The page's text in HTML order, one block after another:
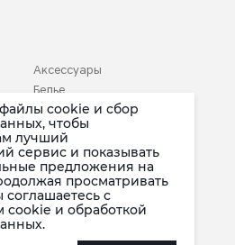
Аксессуары
Белье
Детское
cookie и сбор
чтобы
лучший
сервис и показывать
предложения на
просматривать
соглашаетесь c
cookie и обработкой